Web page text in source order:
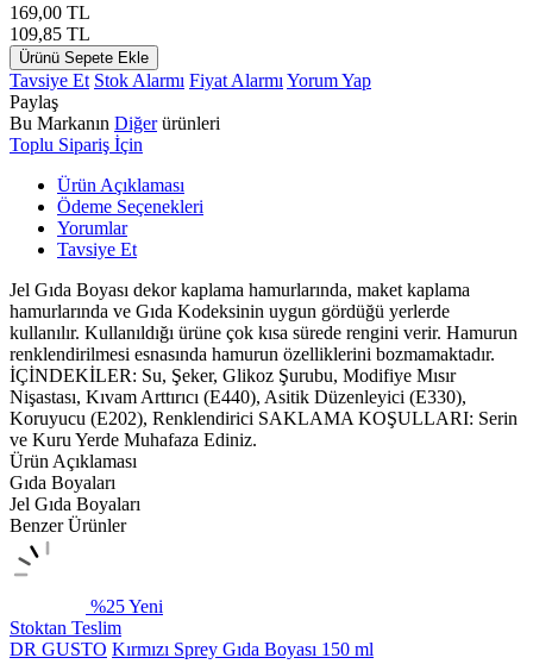
169,00 TL
109,85 TL
Ürünü Sepete Ekle
Tavsiye Et Stok Alarmı Fiyat Alarmı Yorum Yap
Paylaş
Bu Markanın Diğerürünleri
Toplu Sipariş İçin
Ürün Açıklaması
Ödeme Seçenekleri
Yorumlar
Tavsiye Et
Jel Gıda Boyası dekor kaplama hamurlarında, maket kaplama
hamurlarında ve Gıda Kodeksinin uygun gördüğü yerlerde
kullanılır. Kullanıldığı ürüne çok kısa sürede rengini verir. Hamurun
renklendirilmesi esnasında hamurun özelliklerini bozmamaktadır.
İÇİNDEKİLER: Su, Şeker, Glikoz Şurubu, Modifiye Mısır
Nişastası, Kıvam Arttırıcı (E440), Asitik Düzenleyici (E330),
Koruyucu (E202), Renklendirici SAKLAMA KOŞULLARI: Serin
ve Kuru Yerde Muhafaza Ediniz.
Ürün Açıklaması
Gıda Boyaları
Jel Gıda Boyaları
Benzer Ürünler
%25Yeni
Stoktan Teslim
DR GUSTO Kırmızı Sprey Gıda Boyası 150 ml